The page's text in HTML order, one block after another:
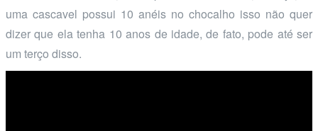
uma cascavel possui 10 anéis no chocalho isso não quer
dizer que ela tenha 10 anos de idade, de fato, pode até ser
um terço disso.